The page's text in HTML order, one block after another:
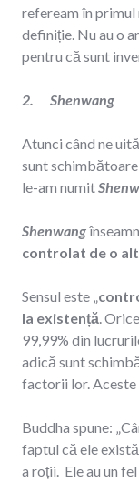
refeream în primul
definiție. Nu au o
pentru că sunt
2. Shenwang
Atunci când ne
sunt
le-am numit
Shenwang
controlat de o
Sensul este „
la existență.
99,99% din
adică sunt
factorii lor.
Buddha spune:
faptul că ele
a roții. Ele au un